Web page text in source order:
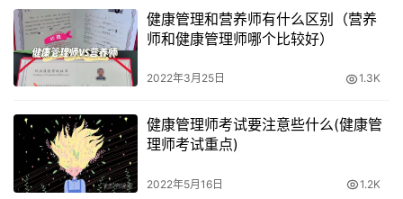
（3）具有医药卫生专业中等专科以上学历证书，连续从事
本职业或相关职业工作3年以上，经健康管理师（三级）正
规培训达规定标准学时数，并取得结业证书。
健康管理师考试答题技巧
在做题的时候一定要审清楚题干要求，看清到底是选择正确
健康管理和营养师有什么区别（营养
师和健康管理师哪个比较好）
2022年3月25日 1.3K
健康管理师考试要注意些什么(健康管
理师考试重点)
2022年5月16日 1.2K